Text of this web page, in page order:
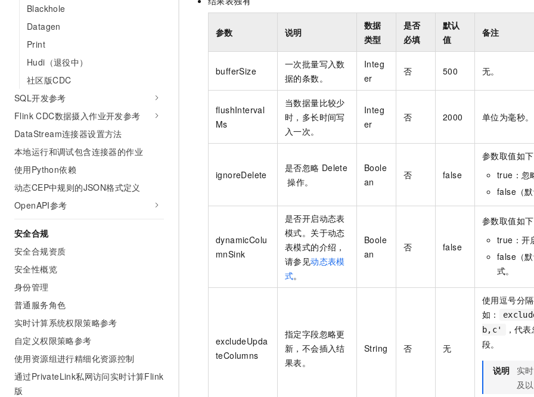
Blackhole
Datagen
Print
Hudi（退役中）
社区版CDC
SQL开发参考
Flink CDC数据摄入作业开发参考
DataStream连接器设置方法
本地运行和调试包含连接器的作业
使用Python依赖
动态CEP中规则的JSON格式定义
OpenAPI参考
安全合规
安全合规资质
安全性概览
身份管理
普通服务角色
实时计算系统权限策略参考
自定义权限策略参考
使用资源组进行精细化资源控制
通过PrivateLink私网访问实时计算Flink
版
参数 说明
数据
类型
是否
必填
默认
值
备注
bufferSize
一次批量写入数
据的条数。
Integ
er
否 500 无。
flushInterval
Ms
当数据量比较少
时，多长时间写
入一次。
Integ
er
否 2000 单位为毫秒。
ignoreDelete
是否忽略 Delete
操作。
Boole
an
否 false
参数取值如下
true：忽
false（默
dynamicColu
mnSink
是否开启动态表
模式。关于动态
表模式的介绍，
请参见动态表模
式。
Boole
an
否 false
参数取值如下
true：开
false（
式。
excludeUpda
teColumns
指定字段忽略更
新，不会插入结
果表。
String 否 无
使用逗号分
如：
b,c'
，代
段。
说明 实
及